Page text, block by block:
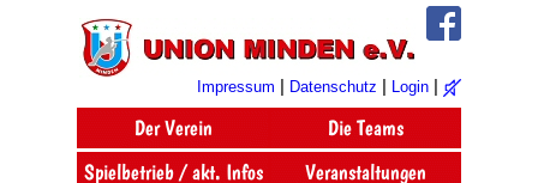
Impressum | Datenschutz | Login |